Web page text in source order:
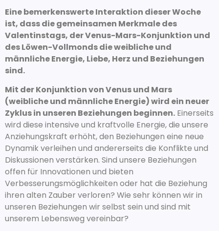
Eine bemerkenswerte Interaktion dieser Woche
ist, dass die gemeinsamen Merkmale des
Valentinstags, der Venus-Mars-Konjunktion und
des Löwen-Vollmonds die weibliche und
männliche Energie, Liebe, Herz und Beziehungen
sind.
Mit der Konjunktion von Venus und Mars
(weibliche und männliche Energie) wird ein neuer
Zyklus in unseren Beziehungen beginnen. Einerseits
wird diese intensive und kraftvolle Energie, die unsere
Anziehungskraft erhöht, den Beziehungen eine neue
Dynamik verleihen und andererseits die Konflikte und
Diskussionen verstärken. Sind unsere Beziehungen
offen für Innovationen und bieten
Verbesserungsmöglichkeiten oder hat die Beziehung
ihren alten Zauber verloren? Wie sehr können wir in
unseren Beziehungen wir selbst sein und sind mit
unserem Lebensweg vereinbar?